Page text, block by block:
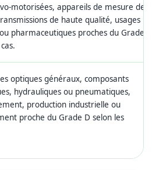
motorisées, appareils de mesure de
de haute qualité, usages
pharmaceutiques proches du Grade
optiques généraux, composants
hydrauliques ou pneumatiques,
production industrielle ou
proche du Grade D selon les